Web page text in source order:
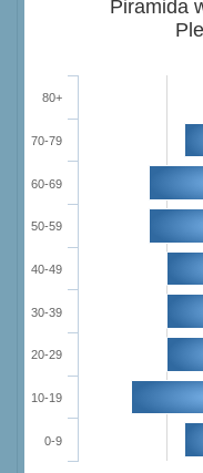
Piramida
0-9
10-19
20-29
30-39
40-49
50-59
60-69
70-79
80+